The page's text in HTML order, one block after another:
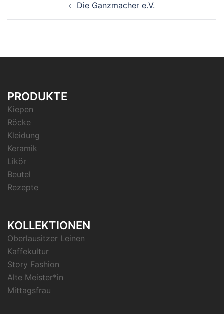
Navigation
Die Ganzmacher e.V.
PRODUKTE
Kiepen
Röcke
Kleidung
Keramik
Likör
Beutel
Rezepte
KOLLEKTIONEN
Oberlausitzer Leinen
Kaffekultur
Story Fashion
Alte Meister*in
Mittagsfrau